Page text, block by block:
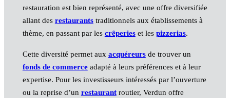
restauration est bien représenté, avec une offre diversifiée
allant des restaurantstraditionnels aux établissements à
thème, en passant par les crêperieset les pizzerias.
Cette diversité permet aux acquéreursde trouver un
fonds de commerceadapté à leurs préférences et à leur
expertise. Pour les investisseurs intéressés par l’ouverture
ou la reprise d’un restaurantroutier, Verdun offre